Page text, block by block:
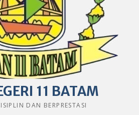
11 BATAM
DAN BERPRESTASI